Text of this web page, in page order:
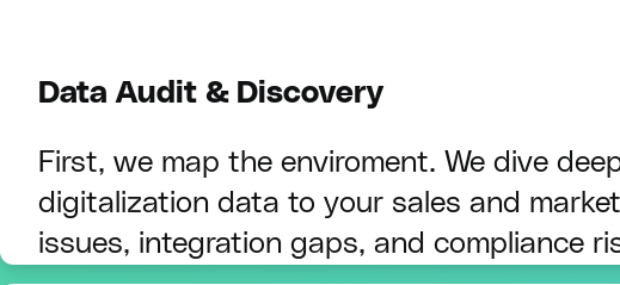
Data Audit & Discovery
First, we map the enviroment. We dive
digitalization data to your sales and
issues, integration gaps, and compliance